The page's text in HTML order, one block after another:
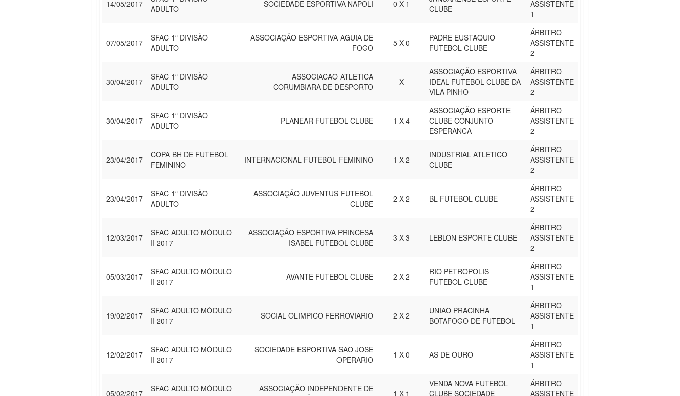
14/05/2017
ADULTO
SOCIEDADE ESPORTIVA NAPOLI 0 X 1
CLUBE
ASSISTENTE
1
07/05/2017
SFAC 1ª DIVISÃO
ADULTO
ASSOCIAÇÃO ESPORTIVA AGUIA DE
FOGO
5 X 0
PADRE EUSTAQUIO
FUTEBOL CLUBE
ÁRBITRO
ASSISTENTE
2
30/04/2017
SFAC 1ª DIVISÃO
ADULTO
ASSOCIACAO ATLETICA
CORUMBIARA DE DESPORTO
X
ASSOCIAÇÃO ESPORTIVA
IDEAL FUTEBOL CLUBE DA
VILA PINHO
ÁRBITRO
ASSISTENTE
2
30/04/2017
SFAC 1ª DIVISÃO
ADULTO
PLANEAR FUTEBOL CLUBE 1 X 4
ASSOCIAÇÃO ESPORTE
CLUBE CONJUNTO
ESPERANCA
ÁRBITRO
ASSISTENTE
2
23/04/2017
COPA BH DE FUTEBOL
FEMININO
INTERNACIONAL FUTEBOL FEMININO 1 X 2
INDUSTRIAL ATLETICO
CLUBE
ÁRBITRO
ASSISTENTE
2
23/04/2017
SFAC 1ª DIVISÃO
ADULTO
ASSOCIAÇÃO JUVENTUS FUTEBOL
CLUBE
2 X 2 BL FUTEBOL CLUBE
ÁRBITRO
ASSISTENTE
2
12/03/2017
SFAC ADULTO MÓDULO
II 2017
ASSOCIAÇÃO ESPORTIVA PRINCESA
ISABEL FUTEBOL CLUBE
3 X 3 LEBLON ESPORTE CLUBE
ÁRBITRO
ASSISTENTE
2
05/03/2017
SFAC ADULTO MÓDULO
II 2017
AVANTE FUTEBOL CLUBE 2 X 2
RIO PETROPOLIS
FUTEBOL CLUBE
ÁRBITRO
ASSISTENTE
1
19/02/2017
SFAC ADULTO MÓDULO
II 2017
SOCIAL OLIMPICO FERROVIARIO 2 X 2
UNIAO PRACINHA
BOTAFOGO DE FUTEBOL
ÁRBITRO
ASSISTENTE
1
12/02/2017
SFAC ADULTO MÓDULO
II 2017
SOCIEDADE ESPORTIVA SAO JOSE
OPERARIO
1 X 0 AS DE OURO
ÁRBITRO
ASSISTENTE
1
05/02/2017
SFAC ADULTO MÓDULO
ASSOCIAÇÃO INDEPENDENTE DE
1 X 1
VENDA NOVA FUTEBOL
CLUBE SOCIEDADE
ÁRBITRO
ASSISTENTE